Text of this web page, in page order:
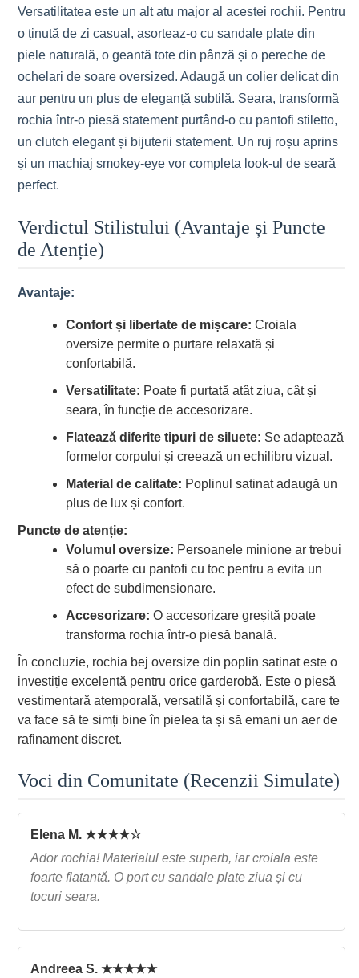
Versatilitatea este un alt atu major al acestei rochii. Pentru
o ținută de zi casual, asorteaz-o cu sandale plate din
piele naturală, o geantă tote din pânză și o pereche de
ochelari de soare oversized. Adaugă un colier delicat din
aur pentru un plus de eleganță subtilă. Seara, transformă
rochia într-o piesă statement purtând-o cu pantofi stiletto,
un clutch elegant și bijuterii statement. Un ruj roșu aprins
și un machiaj smokey-eye vor completa look-ul de seară
perfect.
Verdictul Stilistului (Avantaje și Puncte
de Atenție)
Avantaje:
Confort și libertate de mișcare: Croiala
oversize permite o purtare relaxată și
confortabilă.
Versatilitate: Poate fi purtată atât ziua, cât și
seara, în funcție de accesorizare.
Flatează diferite tipuri de siluete: Se adaptează
formelor corpului și creează un echilibru vizual.
Material de calitate: Poplinul satinat adaugă un
plus de lux și confort.
Puncte de atenție:
Volumul oversize: Persoanele minione ar trebui
să o poarte cu pantofi cu toc pentru a evita un
efect de subdimensionare.
Accesorizare: O accesorizare greșită poate
transforma rochia într-o piesă banală.
În concluzie, rochia bej oversize din poplin satinat este o
investiție excelentă pentru orice garderobă. Este o piesă
vestimentară atemporală, versatilă și confortabilă, care te
va face să te simți bine în pielea ta și să emani un aer de
rafinament discret.
Voci din Comunitate (Recenzii Simulate)
Elena M. ★★★★☆
Ador rochia! Materialul este superb, iar croiala este
foarte flatantă. O port cu sandale plate ziua și cu
tocuri seara.
Andreea S. ★★★★★